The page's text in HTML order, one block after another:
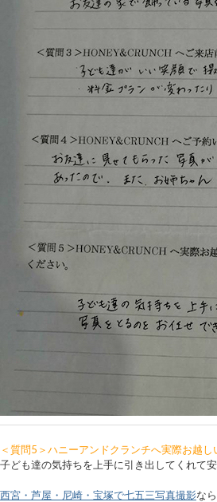
＜質問5＞ハニーアンドクランチへ実際お越
子ども達の気持ちを上手に引き出してくれて
西宮・芦屋・尼崎・宝塚で七五三写真撮影な